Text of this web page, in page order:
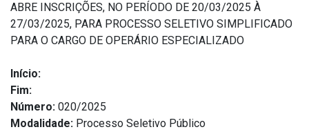
Secretarias
Assistência Social
Educação, Cultura, Desporto e Turismo
ABRE INSCRIÇÕES, NO PERÍODO DE 20/03/2025 À
27/03/2025, PARA PROCESSO SELETIVO SIMPLIFICADO
PARA O CARGO DE OPERÁRIO ESPECIALIZADO
Início:
Fim:
Número: 020/2025
Modalidade: Processo Seletivo Público